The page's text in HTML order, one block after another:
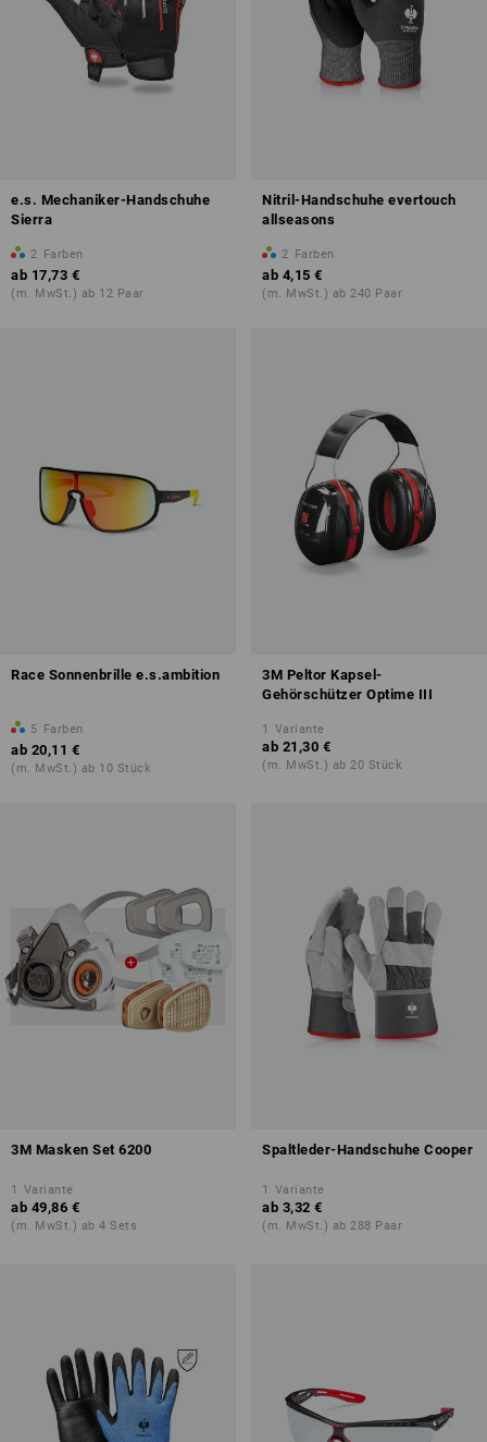
e.s. Mechaniker-Handschuhe
Sierra
2 Farben
ab 17,73 €
(m. MwSt.) ab 12 Paar
Nitril-Handschuhe evertouch
allseasons
2 Farben
ab 4,15 €
(m. MwSt.) ab 240 Paar
Race Sonnenbrille e.s.ambition
5 Farben
ab 20,11 €
(m. MwSt.) ab 10 Stück
3M Peltor Kapsel-
Gehörschützer Optime III
1 Variante
ab 21,30 €
(m. MwSt.) ab 20 Stück
3M Masken Set 6200
1 Variante
ab 49,86 €
(m. MwSt.) ab 4 Sets
Spaltleder-Handschuhe Cooper
1 Variante
ab 3,32 €
(m. MwSt.) ab 288 Paar